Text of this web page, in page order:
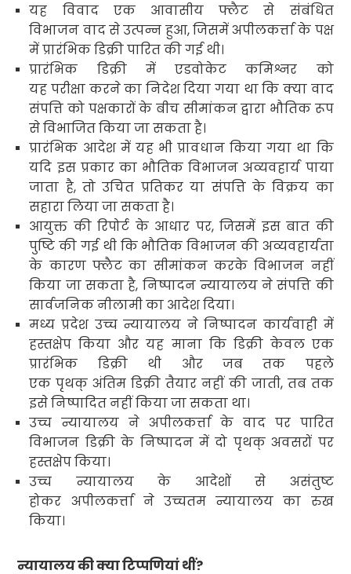
यह विवाद एक आवासीय फ्लैट से संबंधित
विभाजन वाद से उत्पन्न हुआ,जिसमें अपीलकर्त्ता के पक्ष
में प्रारंभिक डिक्री पारित की गई थी।
प्रारंभिक डिक्री में एडवोकेट कमिश्नर को
यह परीक्षा करने का निदेश दिया गया था कि क्या वाद
संपत्ति को पक्षकारों के बीच सीमांकन द्वारा भौतिक रूप
से विभाजित किया जा सकता है।
प्रारंभिक आदेश में यह भी प्रावधान किया गया था कि
यदि इस प्रकार का भौतिक विभाजन अव्यवहार्य पाया
जाता है,तो उचित प्रतिकर या संपत्ति के विक्रय का
सहारा लिया जा सकता है।
आयुक्त की रिपोर्ट के आधार पर,जिसमें इस बात की
पुष्टि की गई थी कि भौतिक विभाजन की अव्यवहार्यता
के कारण फ्लैट का सीमांकन करके विभाजन नहीं
किया जा सकता है, निष्पादन न्यायालय ने संपत्ति की
सार्वजनिक नीलामी का आदेश दिया।
मध्य प्रदेश उच्च न्यायालय ने निष्पादन कार्यवाही में
हस्तक्षेप किया और यह माना कि डिक्री केवल एक
प्रारंभिक डिक्री थी और जब तक पहले
एक पृथक् अंतिम डिक्री तैयार नहीं की जाती, तब तक
इसे निष्पादित नहीं किया जा सकता था।
उच्च न्यायालय ने अपीलकर्त्ता के वाद पर पारित
विभाजन डिक्री के निष्पादन में दो पृथक् अवसरों पर
हस्तक्षेप किया।
उच्च न्यायालय के आदेशों से असंतुष्ट
होकर अपीलकर्त्ता ने उच्चतम न्यायालय का रुख
किया।
न्यायालय की क्या टिप्पणियां थीं?